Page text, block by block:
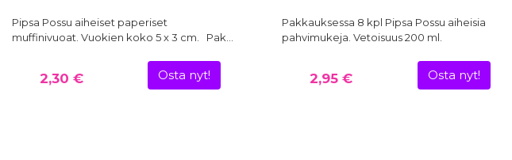
Pipsa Possu aiheiset paperiset
muffinivuoat. Vuokien koko 5 x 3 cm. Pak…
2,30 € Osta nyt!
Pakkauksessa 8 kpl Pipsa Possu aiheisia
pahvimukeja. Vetoisuus 200 ml.
2,95 € Osta nyt!